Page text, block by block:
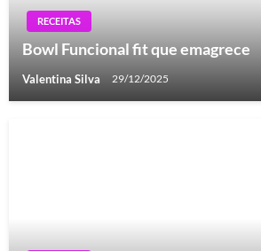
RECEITAS
Bowl Funcional fit que emagrece
Valentina Silva 29/12/2025